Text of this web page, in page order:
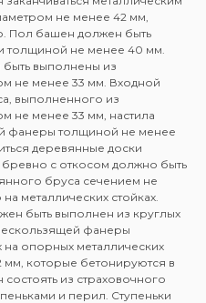
не менее 42 мм,
Пол башен должен быть
толщиной не менее 40 мм.
выполнены из
не менее 33 мм. Входной
выполненного из
не менее 33 мм, настила
фанеры толщиной не менее
деревянные доски
с откосом должно быть
бруса сечением не
металлических стойках.
быть выполнен из круглых
фанеры
опорных металлических
мм, которые бетонируются в
из страховочного
и перил. Ступеньки